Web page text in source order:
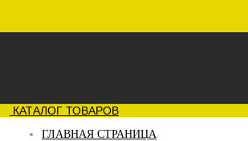
КАТАЛОГ ТОВАРОВ
ГЛАВНАЯ СТРАНИЦА